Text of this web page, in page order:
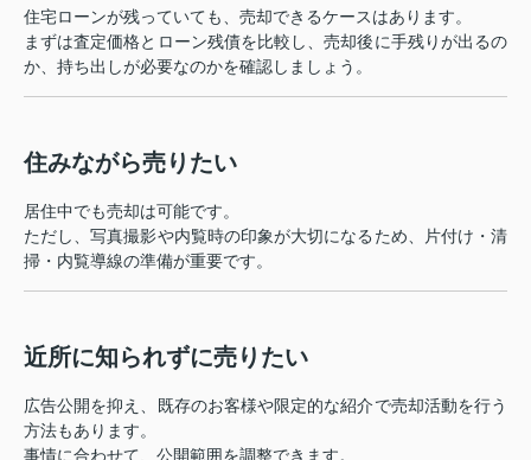
住宅ローンが残っていても、売却できるケースはあります。
まずは査定価格とローン残債を比較し、売却後に手残りが出るの
か、持ち出しが必要なのかを確認しましょう。
住みながら売りたい
居住中でも売却は可能です。
ただし、写真撮影や内覧時の印象が大切になるため、片付け・清
掃・内覧導線の準備が重要です。
近所に知られずに売りたい
広告公開を抑え、既存のお客様や限定的な紹介で売却活動を行う
方法もあります。
事情に合わせて、公開範囲を調整できます。